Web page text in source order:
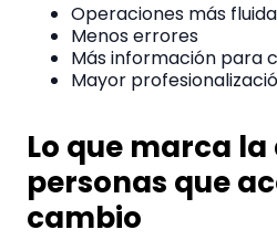
Operaciones más
Menos errores
Más información para
Mayor
Lo que marca
personas que
cambio